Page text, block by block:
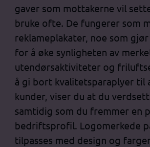
gaver som mottakerne vil
bruke ofte. De fungerer som
reklameplakater, noe som
for å øke synligheten av
utendørsaktiviteter og
å gi bort kvalitetsparaplyer til
kunder, viser du at du
samtidig som du fremmer en
bedriftsprofil. Logomerkede
tilpasses med design og